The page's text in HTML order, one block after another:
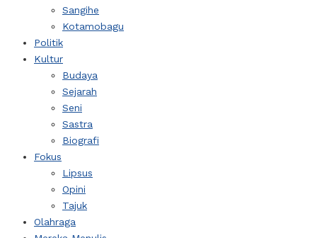
Sangihe
Kotamobagu
Politik
Kultur
Budaya
Sejarah
Seni
Sastra
Biografi
Fokus
Lipsus
Opini
Tajuk
Olahraga